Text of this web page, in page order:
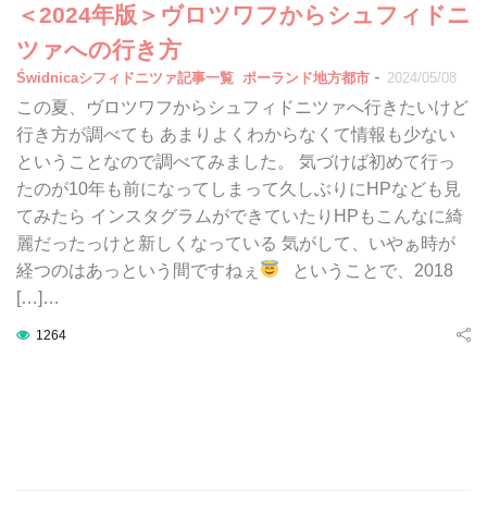
＜2024年版＞ヴロツワフからシュフィドニ
ツァへの行き方
Świdnicaシフィドニツァ記事一覧 ポーランド地方都市 - 2024/05/08
この夏、ヴロツワフからシュフィドニツァへ行きたいけど
行き方が調べても あまりよくわからなくて情報も少ない
ということなので調べてみました。 気づけば初めて行っ
たのが10年も前になってしまって久しぶりにHPなども見
てみたら インスタグラムができていたりHPもこんなに綺
麗だったっけと新しくなっている 気がして、いやぁ時が
経つのはあっという間ですねぇ
ということで、2018
[…]…
1264